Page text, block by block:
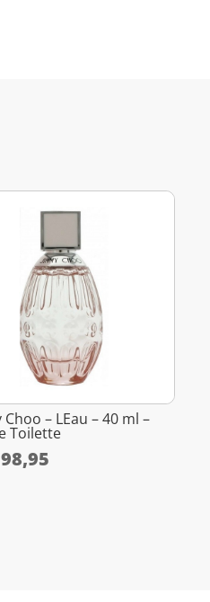
Choo – LEau – 40 ml –
Toilette